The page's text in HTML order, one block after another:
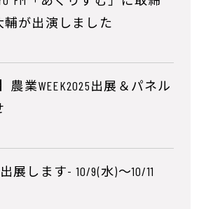
が出演しました
】農業WEEK2025出展＆パネル
展します- 10/9(水)～10/11